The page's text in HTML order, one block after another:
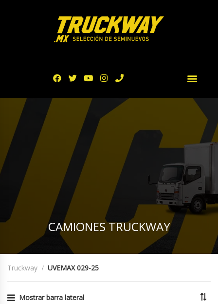
CAMIONES TRUCKWAY
Truckway UVEMAX 029-25
Mostrar barra lateral